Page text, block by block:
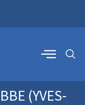
(YVES-